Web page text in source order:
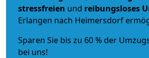
stressfreien und reibungsloses
Erlangen nach Heimersdorf
Sparen Sie bis zu 60 % der
bei uns!